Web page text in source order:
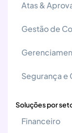
Atas &
Gestão de
Segurança
Soluções por
Financeiro